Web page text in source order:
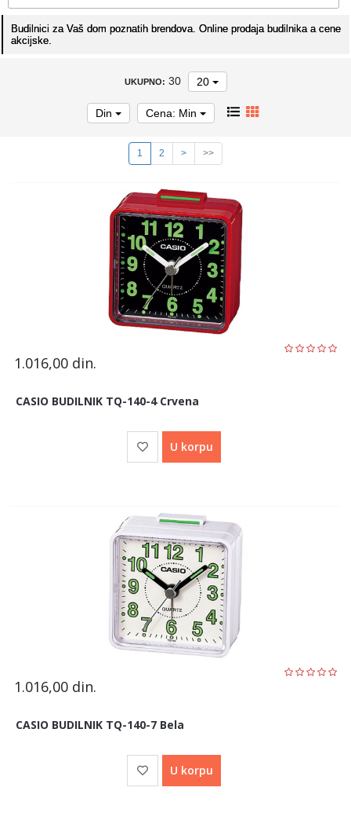
Budilnici za Vaš dom poznatih brendova. Online prodaja budilnika a cene
akcijske.
UKUPNO: 30 20
Din Cena: Min
1 2 > >>
1.016,00 din.
CASIO BUDILNIK TQ-140-4 Crvena
U korpu
1.016,00 din.
CASIO BUDILNIK TQ-140-7 Bela
U korpu